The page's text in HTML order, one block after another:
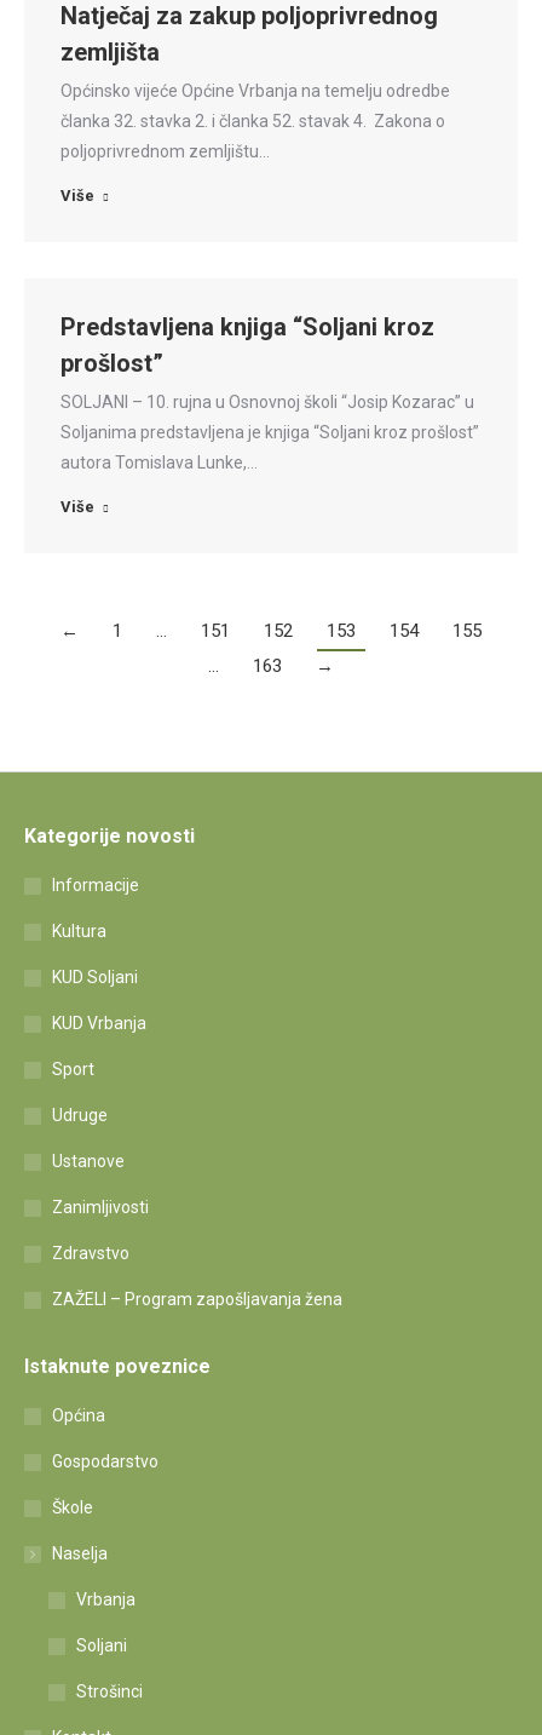
Natječaj za zakup poljoprivrednog
zemljišta
Općinsko vijeće Općine Vrbanja na temelju odredbe
članka 32. stavka 2. i članka 52. stavak 4. Zakona o
poljoprivrednom zemljištu…
Više
Predstavljena knjiga “Soljani kroz
prošlost”
SOLJANI – 10. rujna u Osnovnoj školi “Josip Kozarac” u
Soljanima predstavljena je knjiga “Soljani kroz prošlost”
autora Tomislava Lunke,…
Više
← 1 … 151 152 153 154
155
…
163 →
Kategorije novosti
Informacije
Kultura
KUD Soljani
KUD Vrbanja
Sport
Udruge
Ustanove
Zanimljivosti
Zdravstvo
ZAŽELI – Program zapošljavanja žena
Istaknute poveznice
Općina
Gospodarstvo
Škole
Naselja
Vrbanja
Soljani
Strošinci